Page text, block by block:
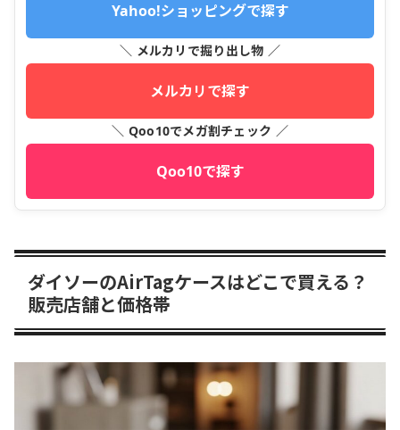
Yahoo!ショッピングで探す
＼ メルカリで掘り出し物 ／
メルカリで探す
＼ Qoo10でメガ割チェック ／
Qoo10で探す
ダイソーのAirTagケースはどこで買える？
販売店舗と価格帯